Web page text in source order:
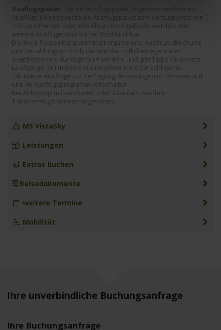
Ausflugspaket:
Ausflüge können vorab als Ausflugspaket zum Vorzugspreis von €
222,- pro Person oder einzeln an Bord gebucht werden. Alle
weitere Ausflüge sind nur an Bord buchbar.
Die Bord-Reiseleitung vermittelt organisierte Ausflüge (Buchung
und Bezahlung an Bord), die von den örtlichen Agenturen
angeboten und durchgeführt werden, und gibt Tipps für private
Landgänge. Ein mobiles Audiosystem steht für zahlreiche
fakultative Ausflüge zur Verfügung. Änderungen im Reiseverlauf
und im Ausflugsprogramm vorbehalten.
Bei Anlegung im Coenhaven oder Zaandam werden
Transfermöglichkeiten angeboten.
MS VistaSky
Leistungen
Extras buchen
Reisedokumente
weitere Termine
Mobilität
Ihre unverbindliche Buchungsanfrage
Ihre Buchungsanfrage